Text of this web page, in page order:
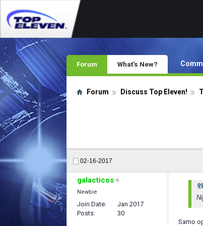
Forum What's New?
Forum Discuss Top Eleven!
02-16-2017
galacticos
Newbie
Join Date
Jan 2017
Posts
30
Samo